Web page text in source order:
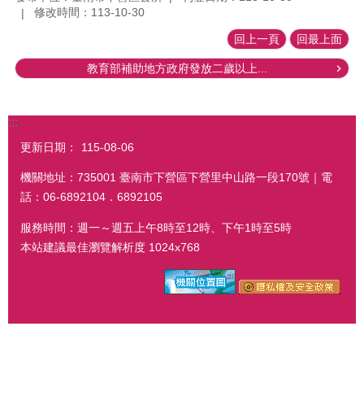
修改時間：113-10-30
回上一頁 回最上面
教育部補助地方政府發放二歲以上...
:::
更新日期： 115-08-06
機關地址：735001 臺南市下營區下營里中山路一段170號｜電
話：06-6892104．6892105
服務時間：週一～週五上午8時至12時、下午1時至5時
本站建議最佳瀏覽解析度 1024x768